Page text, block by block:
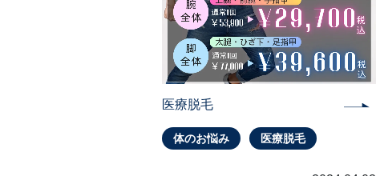
医療脱毛
体のお悩み 医療脱毛